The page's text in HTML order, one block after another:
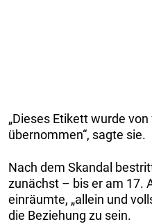
„Dieses Etikett wurde
übernommen“, sagte sie.
Nach dem Skandal
zunächst – bis er am 17.
einräumte, „allein und
die Beziehung zu sein.